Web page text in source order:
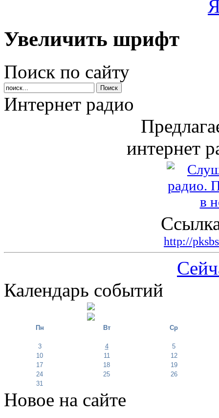
Увеличить шрифт
Поиск по сайту
Интернет радио
интернет
http://
Календарь событий
Пн Вт Ср
3 4
5
10
11
12
17
18
19
24
25
26
31
Новое на сайте